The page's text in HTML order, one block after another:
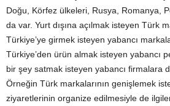
Doğu, Körfez ülkeleri, Rusya, Romanya,
da var. Yurt dışına açılmak isteyen Türk
Türkiye’ye girmek isteyen yabancı
Türkiye’den ürün almak isteyen yabancı
bir şey satmak isteyen yabancı firmalara
Örneğin Türk markalarının genişlemek
ziyaretlerinin organize edilmesiyle de